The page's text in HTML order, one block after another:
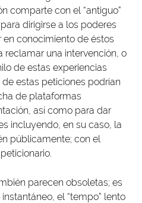
comparte con el “antiguo”
dirigirse a los poderes
conocimiento de éstos
reclamar una intervención, o
de estas experiencias
estas peticiones podrían
de plataformas
así como para dar
incluyendo, en su caso, la
públicamente; con el
parecen obsoletas; es
el “tempo” lento